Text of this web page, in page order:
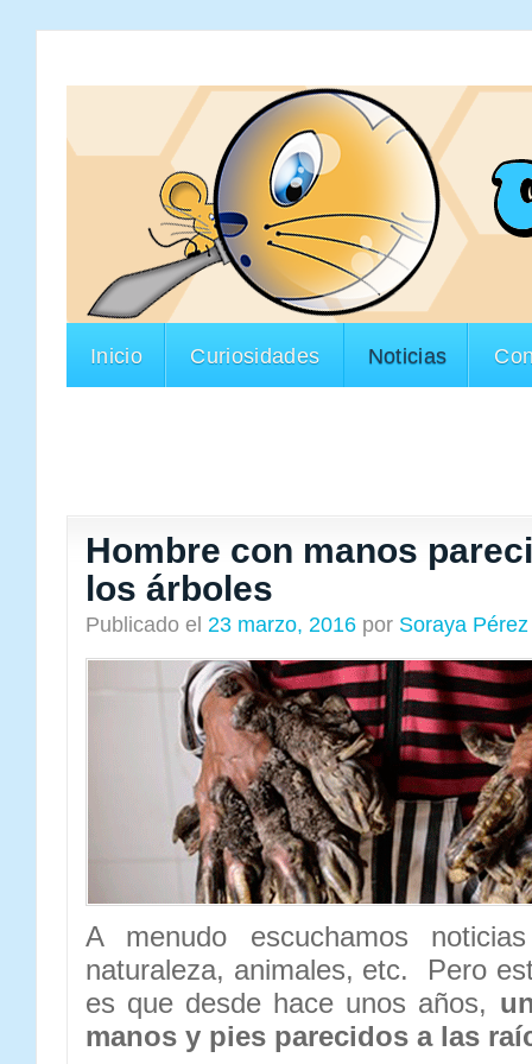
Inicio Curiosidades Noticias
Hombre con manos
los árboles
Publicado el 23 marzo, 2016 por Soraya Pérez
A menudo escuchamos
naturaleza, animales, etc. Pero
es que desde hace unos años,
manos y pies parecidos a las